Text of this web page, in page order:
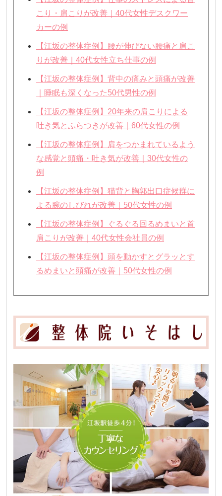
こり・肩こりが改善｜40代女性デスクワー
カーの例
【江坂の整体症例】腰が伸びない腰痛と肩こ
りが改善｜40代女性立ち仕事の例
【江坂の整体症例】背中の痛みと頭痛が改善
｜睡眠も深くなった50代男性の例
【江坂の整体症例】20年来の肩こりによる
吐き気とふらつきが改善｜60代女性の例
【江坂の整体症例】肩をつかまれているよう
な感覚と頭痛・吐き気が改善｜30代女性の
例
【江坂の整体症例】猫背と胸郭出口症候群に
よる腕のしびれが改善｜50代女性の例
【江坂の整体症例】ぐるぐる回るめまいと首
肩こりが改善｜40代女性会社員の例
【江坂の整体症例】頭を動かすとグラッとす
るめまいと頭痛が改善｜50代女性の例